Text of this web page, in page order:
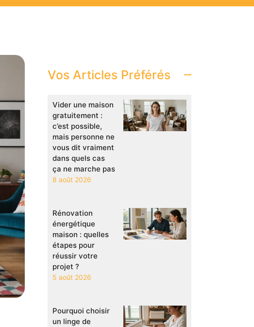
Vos Articles Préférés
Vider une maison
gratuitement :
c’est possible,
mais personne ne
vous dit vraiment
dans quels cas
ça ne marche pas
8 août 2026
Rénovation
énergétique
maison : quelles
étapes pour
réussir votre
projet ?
5 août 2026
Pourquoi choisir
un linge de